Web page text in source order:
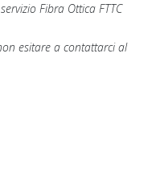
Fibra Ottica FTTC
esitare a contattarci al